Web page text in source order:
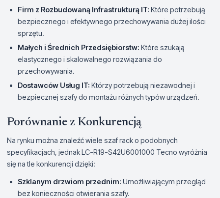
Firm z Rozbudowaną Infrastrukturą IT: Które potrzebują
bezpiecznego i efektywnego przechowywania dużej ilości
sprzętu.
Małych i Średnich Przedsiębiorstw: Które szukają
elastycznego i skalowalnego rozwiązania do
przechowywania.
Dostawców Usług IT: Którzy potrzebują niezawodnej i
bezpiecznej szafy do montażu różnych typów urządzeń.
Porównanie z Konkurencją
Na rynku można znaleźć wiele szaf rack o podobnych
specyfikacjach, jednak LC-R19-S42U6001000 Tecno wyróżnia
się na tle konkurencji dzięki:
Szklanym drzwiom przednim: Umożliwiającym przegląd
bez konieczności otwierania szafy.